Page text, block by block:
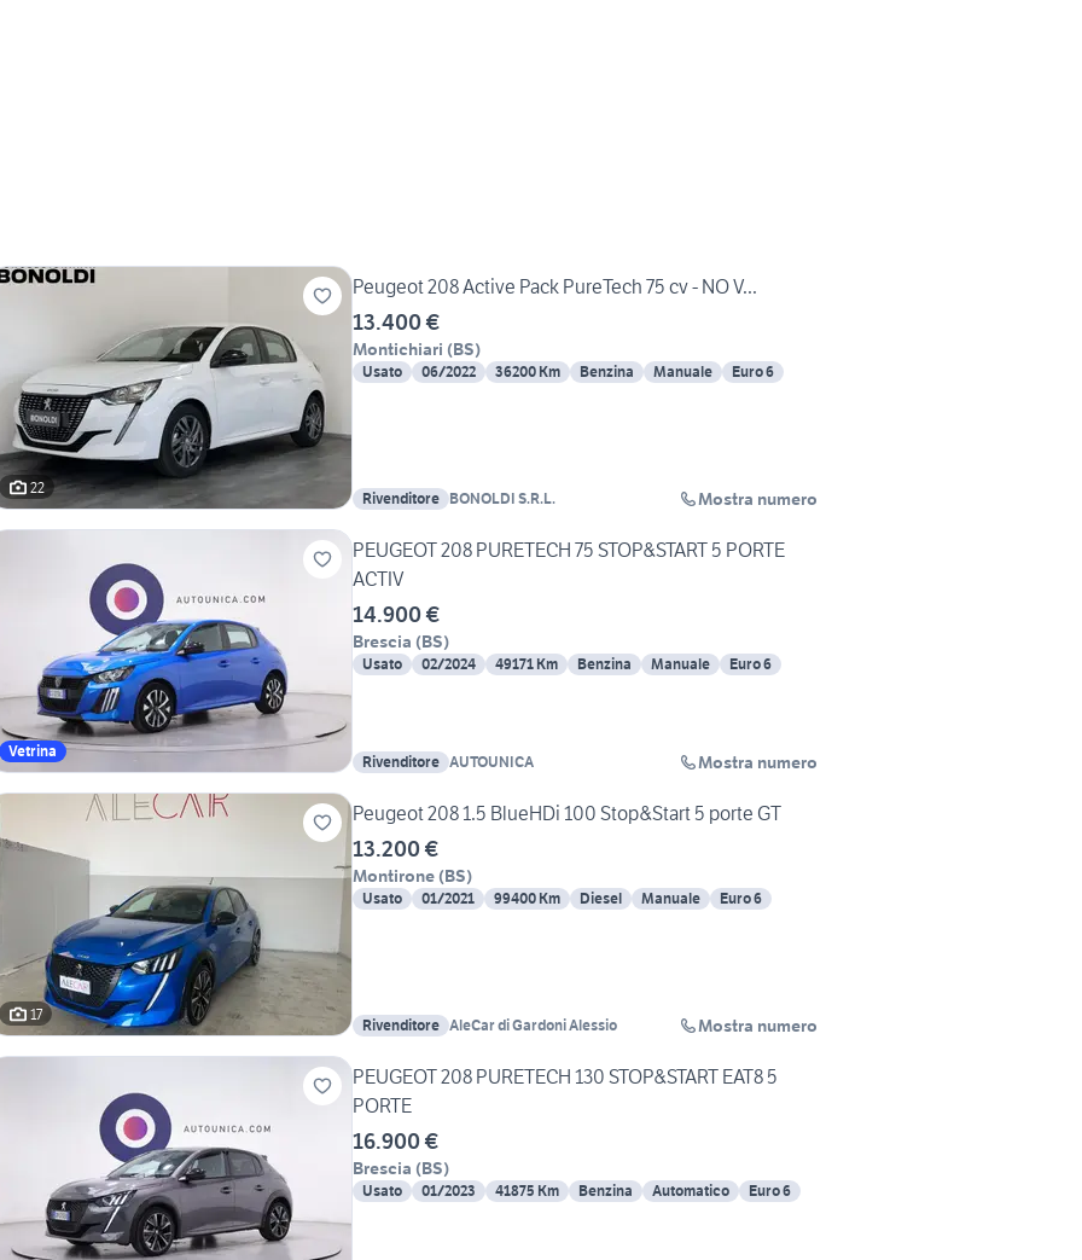
22
Peugeot 208 Active Pack PureTech 75 cv - NO V...
13.400 €
Montichiari (BS)
Usato 06/2022 36200 Km Benzina Manuale Euro 6
Rivenditore BONOLDI S.R.L. Mostra numero
Vetrina
PEUGEOT 208 PURETECH 75 STOP&START 5 PORTE
ACTIV
14.900 €
Brescia (BS)
Usato 02/2024 49171 Km Benzina Manuale Euro 6
Rivenditore AUTOUNICA Mostra numero
17
Peugeot 208 1.5 BlueHDi 100 Stop&Start 5 porte GT
13.200 €
Montirone (BS)
Usato 01/2021 99400 Km Diesel Manuale Euro 6
Rivenditore AleCar di Gardoni Alessio Mostra numero
PEUGEOT 208 PURETECH 130 STOP&START EAT8 5
PORTE
16.900 €
Brescia (BS)
Usato 01/2023 41875 Km Benzina Automatico Euro 6